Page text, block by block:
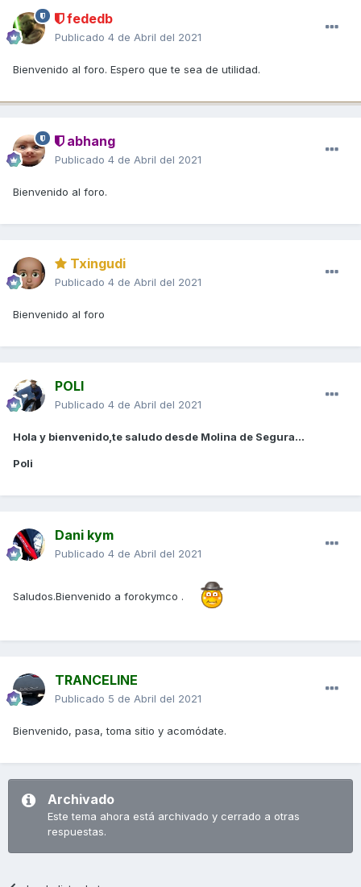
fededb
Publicado 4 de Abril del 2021
Bienvenido al foro. Espero que te sea de utilidad.
abhang
Publicado 4 de Abril del 2021
Bienvenido al foro.
Txingudi
Publicado 4 de Abril del 2021
Bienvenido al foro
POLI
Publicado 4 de Abril del 2021
Hola y bienvenido,te saludo desde Molina de Segura...
Poli
Dani kym
Publicado 4 de Abril del 2021
Saludos.Bienvenido a forokymco .
TRANCELINE
Publicado 5 de Abril del 2021
Bienvenido, pasa, toma sitio y acomódate.
Archivado
Este tema ahora está archivado y cerrado a otras
respuestas.